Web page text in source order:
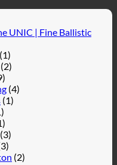
UNIC | Fine Ballistic
(1)
(2)
(4)
(1)
(3)
(2)